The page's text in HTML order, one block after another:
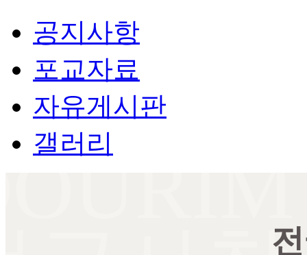
공지사항
포교자료
자유게시판
갤러리